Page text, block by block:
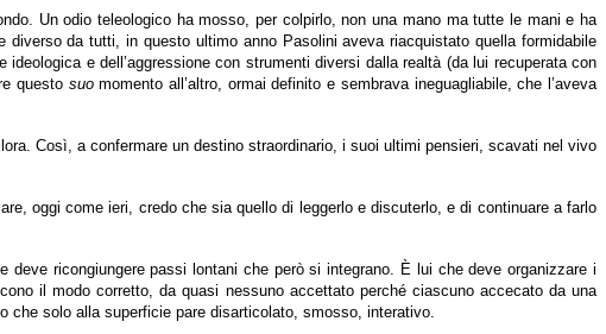
Un odio teleologico ha mosso, per colpirlo, non una mano ma tutte le mani e ha
da tutti, in questo ultimo anno Pasolini aveva riacquistato quella formidabile
e dell’aggressione con strumenti diversi dalla realtà (da lui recuperata con
questo suomomento all’altro, ormai definito e sembrava ineguagliabile, che l’aveva
Così, a confermare un destino straordinario, i suoi ultimi pensieri, scavati nel vivo
oggi come ieri, credo che sia quello di leggerlo e discuterlo, e di continuare a farlo
ricongiungere passi lontani che però si integrano. È lui che deve organizzare i
il modo corretto, da quasi nessuno accettato perché ciascuno accecato da una
solo alla superficie pare disarticolato, smosso, interativo.